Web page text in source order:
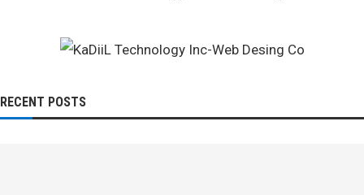
RECENT POSTS